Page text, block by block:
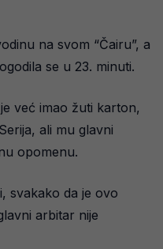
na svom “Čairu”, a
se u 23. minuti.
već imao žuti karton,
ali mu glavni
opomenu.
svakako da je ovo
arbitar nije